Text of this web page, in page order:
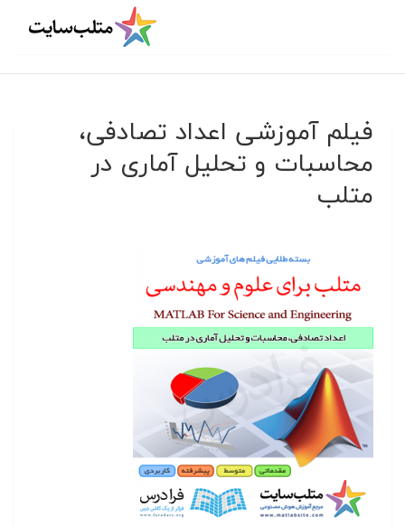
فیلم آموزشی اعداد تصادفی،
محاسبات و تحلیل آماری در
متلب